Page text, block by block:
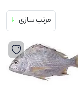
مرتب سازی ↓